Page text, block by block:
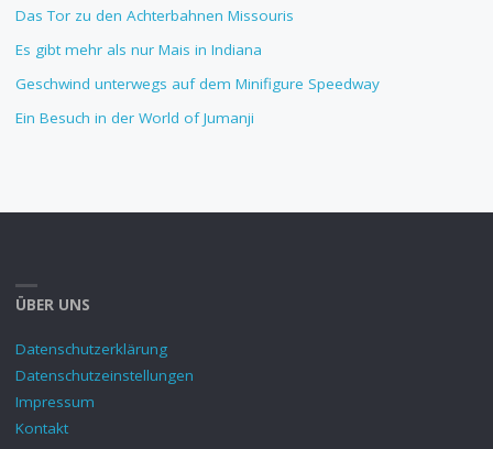
Das Tor zu den Achterbahnen Missouris
Es gibt mehr als nur Mais in Indiana
Geschwind unterwegs auf dem Minifigure Speedway
Ein Besuch in der World of Jumanji
ÜBER UNS
Datenschutzerklärung
Datenschutzeinstellungen
Impressum
Kontakt